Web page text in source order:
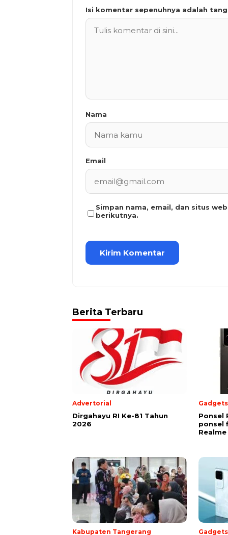
Isi komentar sepenuhnya adalah
Nama
Email
Simpan nama, email, dan situs
berikutnya.
Berita Terbaru
Advertorial
Dirgahayu RI Ke-81 Tahun
2026
Gadgets
Ponsel
ponsel
Kabupaten Tangerang Gadgets